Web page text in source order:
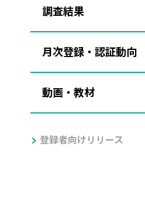
調査結果
月次登録・認証動向
動画・教材
登録者向けリリース